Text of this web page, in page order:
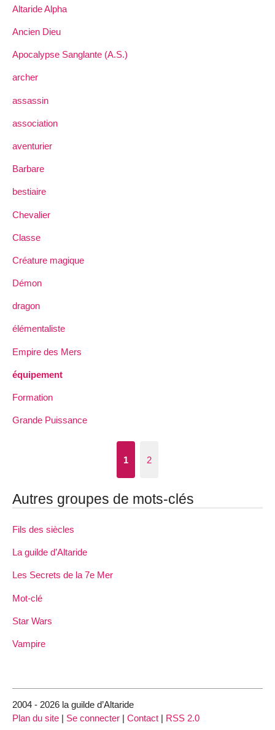
Altaride Alpha
Ancien Dieu
Apocalypse Sanglante (A.S.)
archer
assassin
association
aventurier
Barbare
bestiaire
Chevalier
Classe
Créature magique
Démon
dragon
élémentaliste
Empire des Mers
équipement
Formation
Grande Puissance
1 2
Autres groupes de mots-clés
Fils des siècles
La guilde d’Altaride
Les Secrets de la 7e Mer
Mot-clé
Star Wars
Vampire
2004 - 2026 la guilde d’Altaride
Plan du site | Se connecter | Contact | RSS 2.0